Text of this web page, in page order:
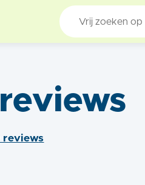
reviews
reviews